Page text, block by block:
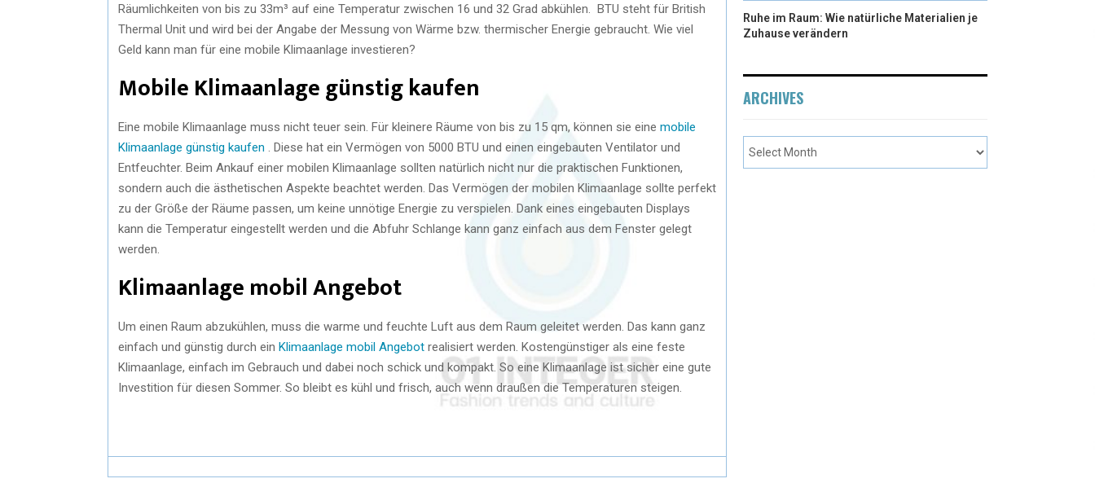
Räumlichkeiten von bis zu 33m³ auf eine Temperatur zwischen 16 und 32 Grad abkühlen. BTU steht für British
Thermal Unit und wird bei der Angabe der Messung von Wärme bzw. thermischer Energie gebraucht. Wie viel
Geld kann man für eine mobile Klimaanlage investieren?
Mobile Klimaanlage günstig kaufen
Eine mobile Klimaanlage muss nicht teuer sein. Für kleinere Räume von bis zu 15 qm, können sie eine mobile
Klimaanlage günstig kaufen . Diese hat ein Vermögen von 5000 BTU und einen eingebauten Ventilator und
Entfeuchter. Beim Ankauf einer mobilen Klimaanlage sollten natürlich nicht nur die praktischen Funktionen,
sondern auch die ästhetischen Aspekte beachtet werden. Das Vermögen der mobilen Klimaanlage sollte perfekt
zu der Größe der Räume passen, um keine unnötige Energie zu verspielen. Dank eines eingebauten Displays
kann die Temperatur eingestellt werden und die Abfuhr Schlange kann ganz einfach aus dem Fenster gelegt
werden.
Klimaanlage mobil Angebot
Um einen Raum abzukühlen, muss die warme und feuchte Luft aus dem Raum geleitet werden. Das kann ganz
einfach und günstig durch ein Klimaanlage mobil Angebot realisiert werden. Kostengünstiger als eine feste
Klimaanlage, einfach im Gebrauch und dabei noch schick und kompakt. So eine Klimaanlage ist sicher eine gute
Investition für diesen Sommer. So bleibt es kühl und frisch, auch wenn draußen die Temperaturen steigen.
Ruhe im Raum: Wie natürliche Materialien je
Zuhause verändern
ARCHIVES